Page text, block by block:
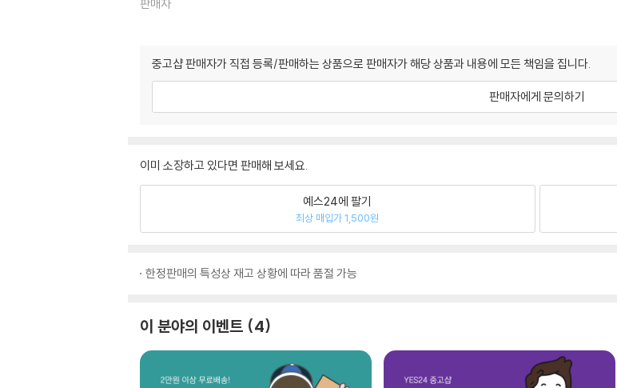
판매자
중고샵 판매자가 직접 등록/판매하는 상품으로 판매자가 해당 상품과 내용에 모든 책임을 집니다.
판매자에게 문의하기
이미 소장하고 있다면 판매해 보세요.
예스24에 팔기
최상 매입가 1,500원
한정판매의 특성상 재고 상황에 따라 품절 가능
이 분야의 이벤트 4